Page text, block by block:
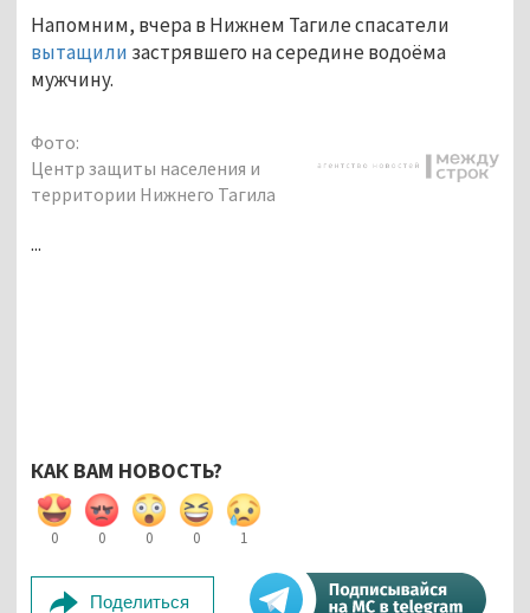
Напомним, вчера в Нижнем Тагиле спасатели
вытащили застрявшего на середине водоёма
мужчину.
Фото:
Центр защиты населения и
территории Нижнего Тагила
...
КАК ВАМ НОВОСТЬ?
0 0 0 0 1
Поделиться